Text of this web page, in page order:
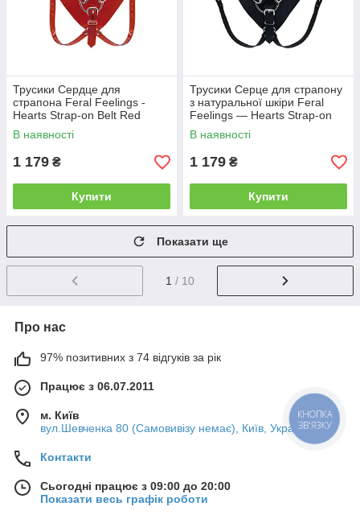
Трусики Сердце для
страпона Feral Feelings -
Hearts Strap-on Belt Red
В наявності
1 179 ₴
Купити
Трусики Серце для страпону
з натуральної шкіри Feral
Feelings — Hearts Strap-on
Belt Black
В наявності
1 179 ₴
Купити
Показати ще
1 / 10
Про нас
97% позитивних з 74 відгуків за рік
Працює з 06.07.2011
м. Київ
вул.Шевченка 80 (Самовивізу немає), Київ, Україна
Контакти
Сьогодні працює з 09:00 до 20:00
Показати весь графік роботи
КНОПКА
ЗВ'ЯЗКУ